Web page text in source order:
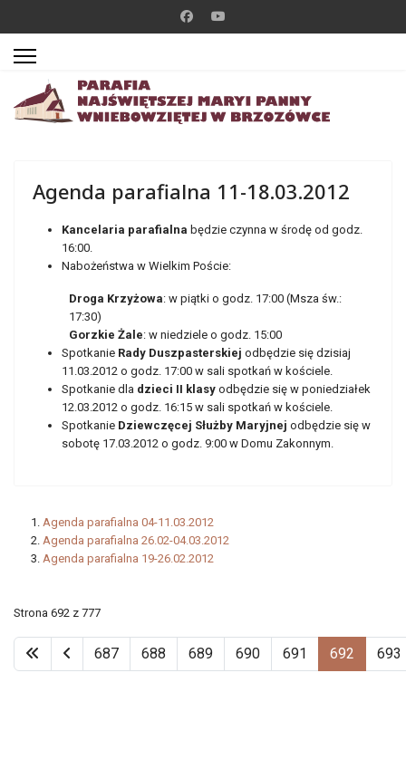
Agenda parafialna 11-18.03.2012
Kancelaria parafialna będzie czynna w środę od godz.
16:00.
Nabożeństwa w Wielkim Poście:
Droga Krzyżowa: w piątki o godz. 17:00 (Msza św.:
17:30)
Gorzkie Żale: w niedziele o godz. 15:00
Spotkanie Rady Duszpasterskiej odbędzie się dzisiaj
11.03.2012 o godz. 17:00 w sali spotkań w kościele.
Spotkanie dla dzieci II klasy odbędzie się w poniedziałek
12.03.2012 o godz. 16:15 w sali spotkań w kościele.
Spotkanie Dziewczęcej Służby Maryjnej odbędzie się w
sobotę 17.03.2012 o godz. 9:00 w Domu Zakonnym.
Agenda parafialna 04-11.03.2012
Agenda parafialna 26.02-04.03.2012
Agenda parafialna 19-26.02.2012
Strona 692 z 777
687 688 689 690 691 692 693